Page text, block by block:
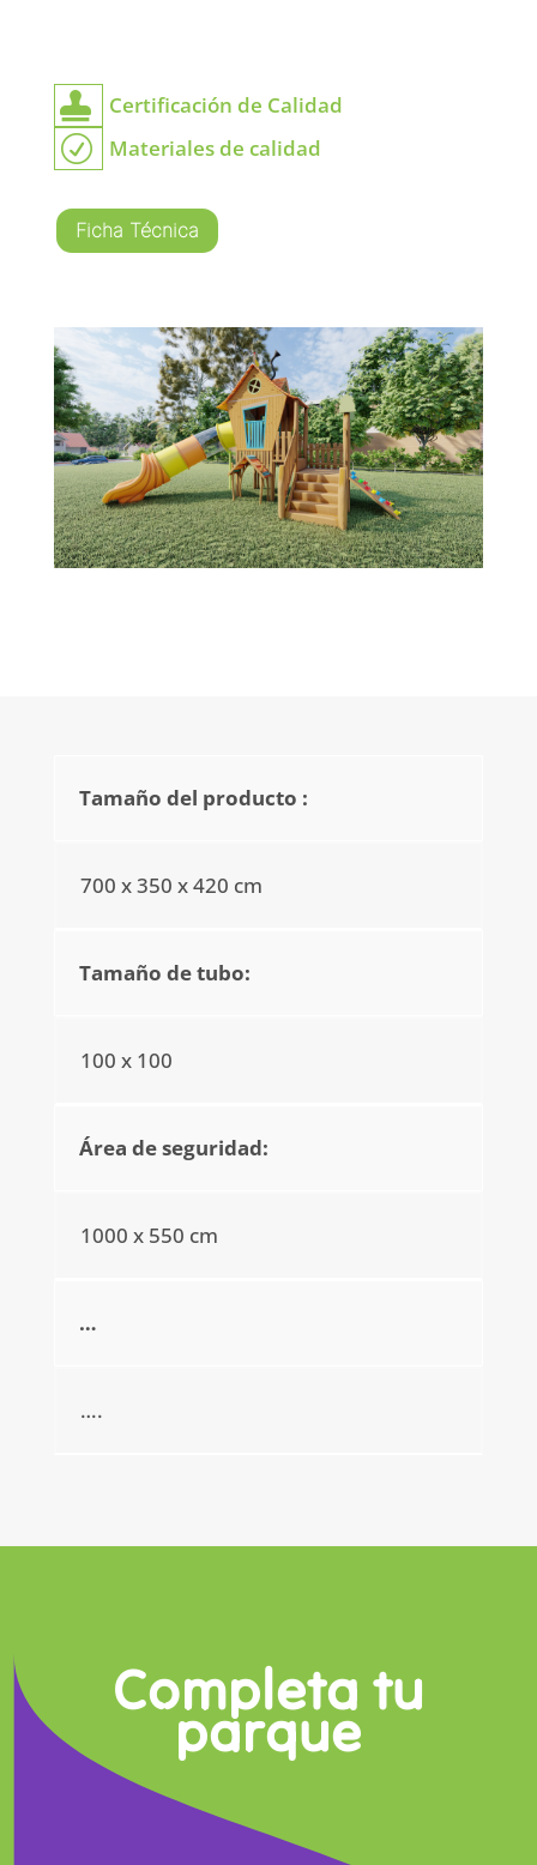
 Certificación de Calidad
R Materiales de calidad
Ficha Técnica
Tamaño del producto :
700 x 350 x 420 cm
Tamaño de tubo:
100 x 100
Área de seguridad:
1000 x 550 cm
…
….
Completa tu
parque